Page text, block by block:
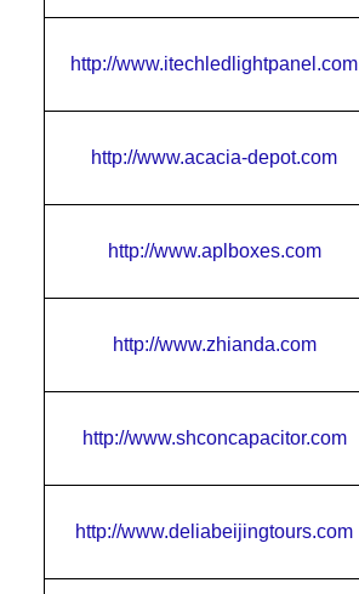
http://www.itechledlightpanel.com
http://www.acacia-depot.com
http://www.aplboxes.com
http://www.zhianda.com
http://www.shconcapacitor.com
http://www.deliabeijingtours.com